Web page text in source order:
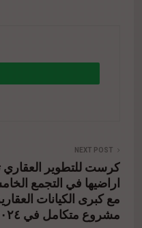
%d9%a8-
NEXT POST
كرست للتطوير
اراضيها في التجمع
مع كبرى الكيانات
مشروع متكامل في ٢٠٢٤